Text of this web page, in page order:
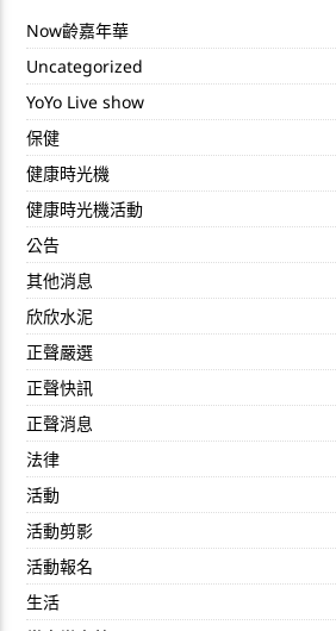
Now齡嘉年華
Uncategorized
YoYo Live show
保健
健康時光機
健康時光機活動
公告
其他消息
欣欣水泥
正聲嚴選
正聲快訊
正聲消息
法律
活動
活動剪影
活動報名
生活